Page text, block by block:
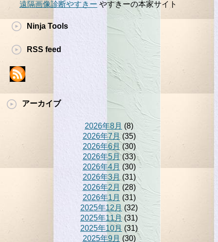
遠隔画像診断やすきー やすきーの本家サイト
Ninja Tools
RSS feed
アーカイブ
2026年8月 (8)
2026年7月(35)
2026年6月(30)
2026年5月(33)
2026年4月(30)
2026年3月 (31)
2026年2月 (28)
2026年1月 (31)
2025年12月(32)
2025年11月(31)
2025年10月 (31)
2025年9月 (30)